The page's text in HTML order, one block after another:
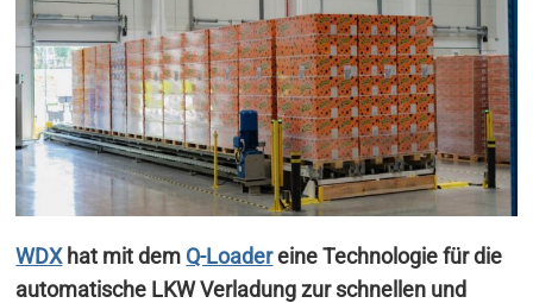
WDXhat mit dem Q-Loadereine Technologie für die
automatische LKW Verladung zur schnellen und